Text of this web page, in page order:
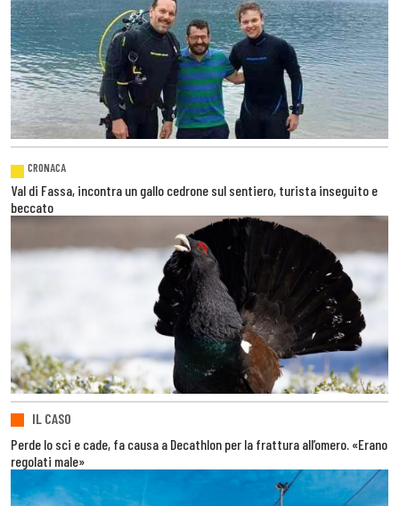
CRONACA
Val di Fassa, incontra un gallo cedrone sul sentiero, turista inseguito e
beccato
IL CASO
Perde lo sci e cade, fa causa a Decathlon per la frattura all’omero. «Erano
regolati male»